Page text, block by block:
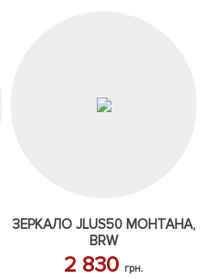
ЗЕРКАЛО JLUS50 МОНТАНА,
BRW
2 830 грн.